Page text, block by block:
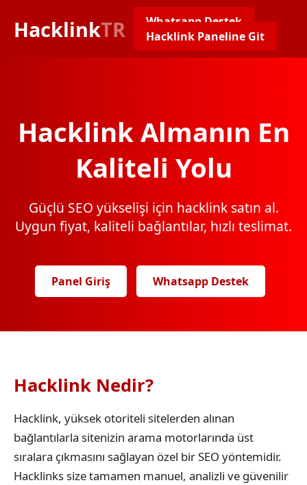
HacklinkTR
Whatsapp Destek
Hacklink Paneline Git
Hacklink Almanın En
Kaliteli Yolu
Güçlü SEO yükselişi için hacklink satın al.
Uygun fiyat, kaliteli bağlantılar, hızlı teslimat.
Panel Giriş Whatsapp Destek
Hacklink Nedir?
Hacklink, yüksek otoriteli sitelerden alınan
bağlantılarla sitenizin arama motorlarında üst
sıralara çıkmasını sağlayan özel bir SEO yöntemidir.
Hacklinks size tamamen manuel, analizli ve güvenilir